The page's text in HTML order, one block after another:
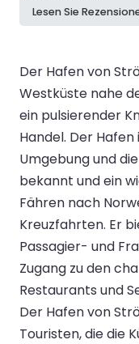
Lesen Sie
Der Hafen von
Westküste nahe
ein pulsierender
Handel. Der
Umgebung und
bekannt und ein
Fähren nach
Kreuzfahrten. Er
Passagier- und
Zugang zu den
Restaurants und
Der Hafen von
Touristen, die die